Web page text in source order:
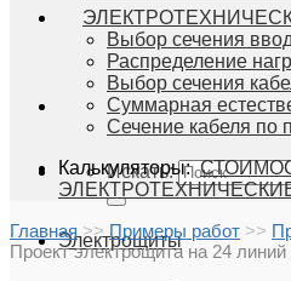
Искать:
Электрощиты
Выбор сечения
Распределение
Выбор сечения
Суммарная
Сечение кабеля по
Калькуляторы:
Главная >> Примеры работ >>
Проект электрощита на 24